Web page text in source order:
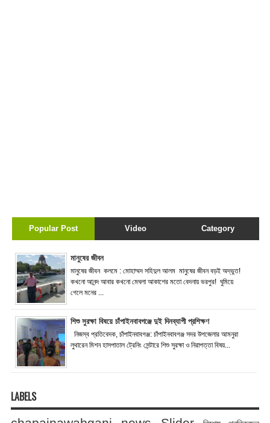
Popular Post Video Category
মানুষের জীবন
মানুষের জীবন কলমে : মোহাম্মদ সহিদুল আলম মানুষের জীবন বড়ই অদ্ভুত!
কখনো আনন্দ আবার কখনো মেঘলা আকাশের মতো বেদনায় ভরপুর! ঘুমিয়ে
গেলে মনের ...
শিশু সুরক্ষা বিষয়ে চাঁপাইনবাবগঞ্জে দুই দিনব্যাপী প্রশিক্ষণ
নিজস্ব প্রতিবেদক, চাঁপাইনবাবগঞ্জ: চাঁপাইনবাবগঞ্জ সদর উপজেলার আমনুরা
লুথারেন মিশন হাসপাতাল ট্রেনিং সেন্টারে শিশু সুরক্ষা ও নিরাপত্তা বিষয়...
LABELS